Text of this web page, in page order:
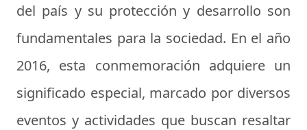
del país y su protección y desarrollo son
fundamentales para la sociedad. En el año
2016, esta conmemoración adquiere un
significado especial, marcado por diversos
eventos y actividades que buscan resaltar